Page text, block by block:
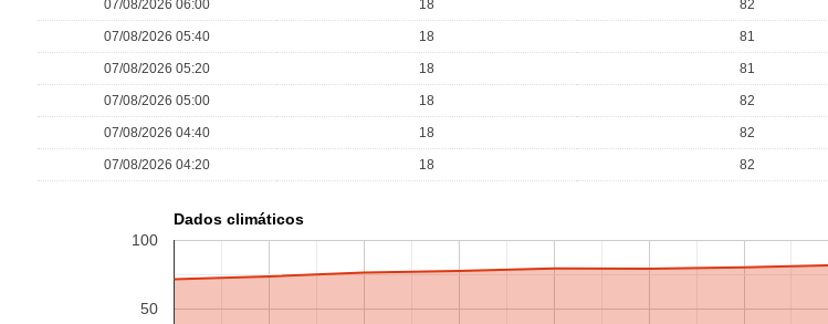
07/08/2026 06:00 18 82
07/08/2026 05:40 18 81
07/08/2026 05:20 18 81
07/08/2026 05:00 18 82
07/08/2026 04:40 18 82
07/08/2026 04:20 18 82
Dados climáticos
50
100